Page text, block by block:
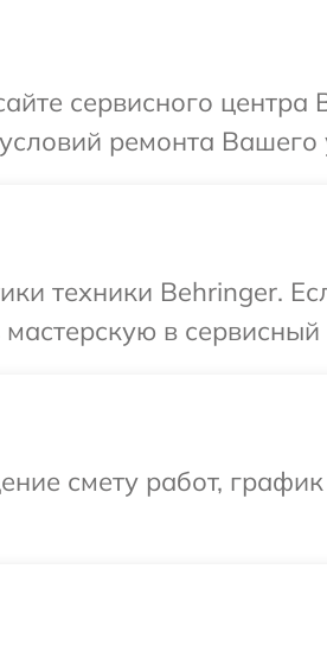
сервисного
ремонта Вашего
техники Behringer.
в сервисный
смету работ,